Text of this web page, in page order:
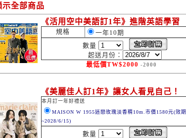
全部商品
《活用空中美語訂1年》進階英語學習
規格
一年10期
數量
起送月份：
最低價TW$2000 -2000
《美麗佳人訂1年》讓女人看見自己！
本月訂一年好禮送
MAISON W 1955迷戀玫瑰淡香精10m.市價1580元(效期
~2028/6/15)
數量